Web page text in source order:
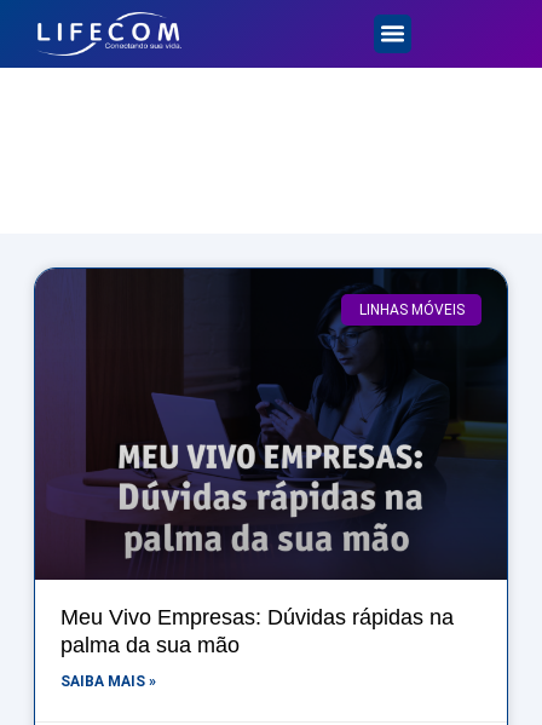
LINHAS MÓVEIS
Meu Vivo Empresas: Dúvidas rápidas na
palma da sua mão
SAIBA MAIS »